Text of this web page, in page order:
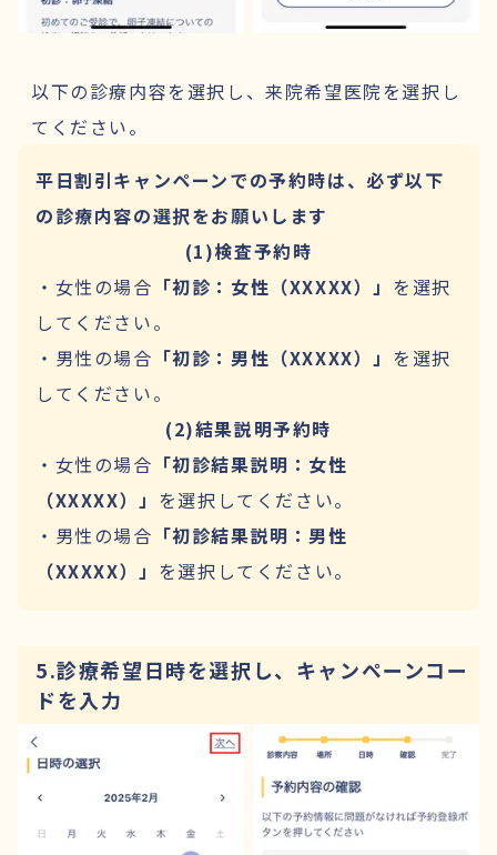
以下の診療内容を選択し、来院希望医院を選択し
てください。
平日割引キャンペーンでの予約時は、必ず以下
の診療内容の選択をお願いします
(1)検査予約時
・女性の場合 「初診：女性（XXXXX）」 を選択
してください。
・男性の場合 「初診：男性（XXXXX）」 を選択
してください。
(2)結果説明予約時
・女性の場合 「初診結果説明：女性
（XXXXX）」 を選択してください。
・男性の場合 「初診結果説明：男性
（XXXXX）」 を選択してください。
5.診療希望日時を選択し、キャンペーンコー
ドを入力